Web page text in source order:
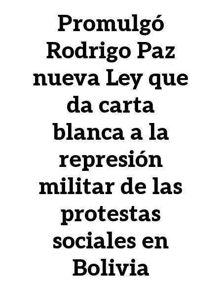
Promulgó
Rodrigo Paz
nueva Ley que
da carta
blanca a la
represión
militar de las
protestas
sociales en
Bolivia